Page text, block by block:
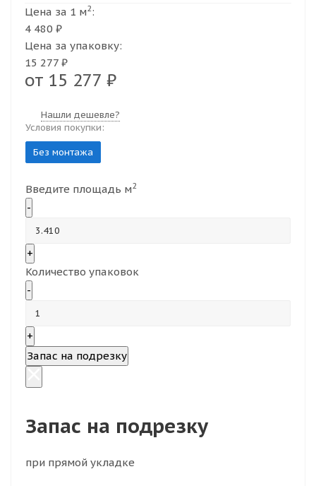
Цена за 1 м2:
4 480 ₽
Цена за упаковку:
15 277 ₽
от 15 277 ₽
Нашли дешевле?
Условия покупки:
Без монтажа
Введите площадь м2
-
+
Количество упаковок
-
+
Запас на подрезку
Запас на подрезку
при прямой укладке